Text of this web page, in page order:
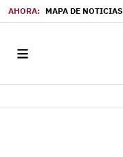
MAPA DE NOTICIAS